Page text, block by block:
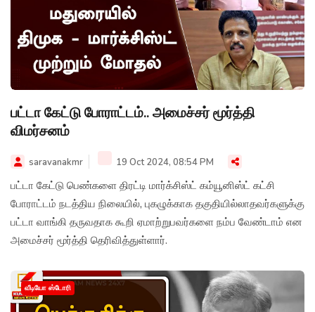
பட்டா கேட்டு போராட்டம்.. அமைச்சர் மூர்த்தி
விமர்சனம்
saravanakmr 19 Oct 2024, 08:54 PM
பட்டா கேட்டு பெண்களை திரட்டி மார்க்சிஸ்ட் கம்யூனிஸ்ட் கட்சி
போராட்டம் நடத்திய நிலையில், புகழுக்காக தகுதியில்லாதவர்களுக்கு
பட்டா வாங்கி தருவதாக கூறி ஏமாற்றுபவர்களை நம்ப வேண்டாம் என
அமைச்சர் மூர்த்தி தெரிவித்துள்ளார்.
வீடியோ ஸ்டோரி